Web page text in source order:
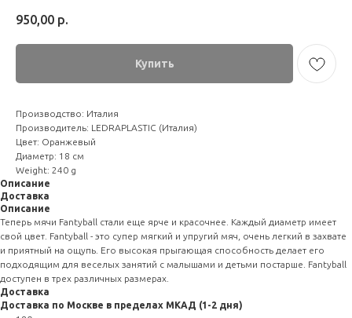
950,00 р.
Купить
Производство: Италия
Производитель: LEDRAPLASTIC (Италия)
Цвет: Оранжевый
Диаметр: 18 см
Weight: 240 g
Описание
Доставка
Описание
Теперь мячи Fantyball стали еще ярче и красочнее. Каждый диаметр имеет
свой цвет. Fantyball - это супер мягкий и упругий мяч, очень легкий в захвате
и приятный на ощупь. Его высокая прыгающая способность делает его
подходящим для веселых занятий с малышами и детьми постарше. Fantyball
доступен в трех различных размерах.
Доставка
Доставка по Москве в пределах МКАД (1-2 дня)